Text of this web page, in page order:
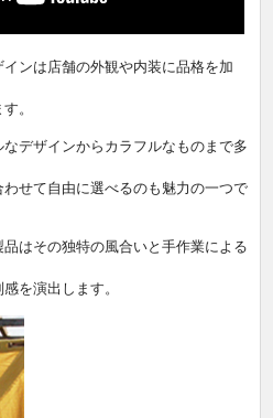
ンは店舗の外観や内装に品格を加
。
デザインからカラフルなものまで多
せて自由に選べるのも魅力の一つで
はその独特の風合いと手作業による
を演出します。